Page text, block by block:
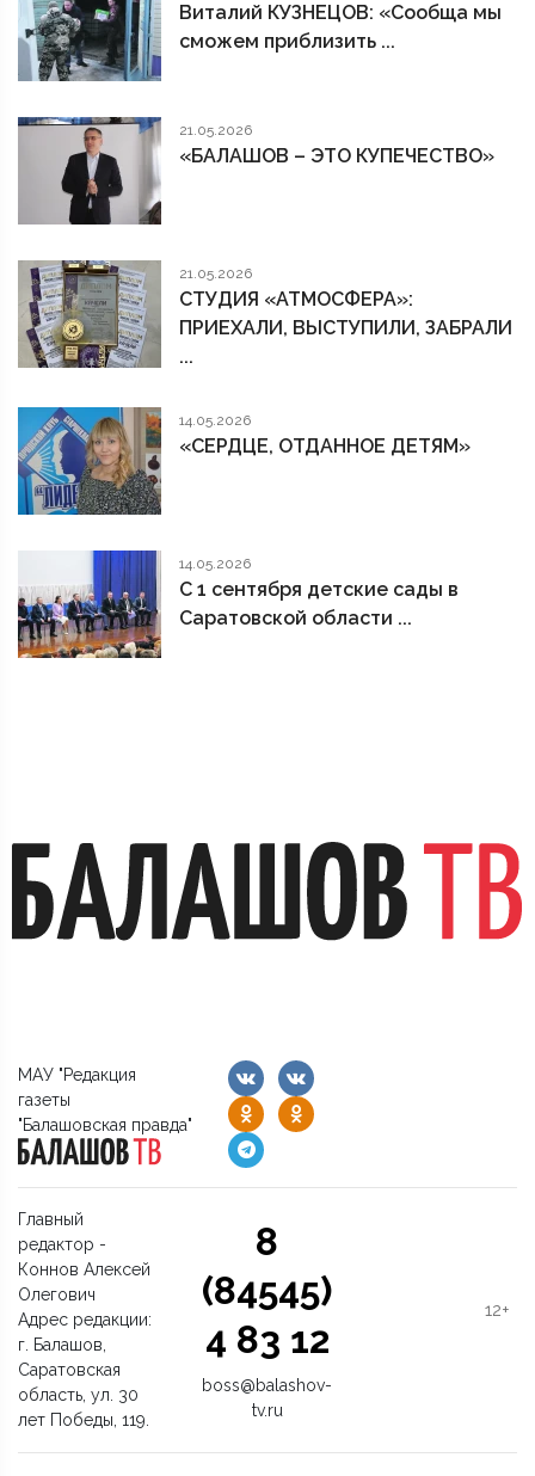
Виталий КУЗНЕЦОВ: «Сообща мы
сможем приблизить ...
21.05.2026
«БАЛАШОВ – ЭТО КУПЕЧЕСТВО»
21.05.2026
СТУДИЯ «АТМОСФЕРА»:
ПРИЕХАЛИ, ВЫСТУПИЛИ, ЗАБРАЛИ
...
14.05.2026
«СЕРДЦЕ, ОТДАННОЕ ДЕТЯМ»
14.05.2026
С 1 сентября детские сады в
Саратовской области ...
МАУ "Редакция
газеты
"Балашовская правда"
Главный
редактор -
Коннов Алексей
Олегович
Адрес редакции:
г. Балашов,
Саратовская
область, ул. 30
лет Победы, 119.
8
(84545)
4 83 12
boss@balashov-
tv.ru
12+